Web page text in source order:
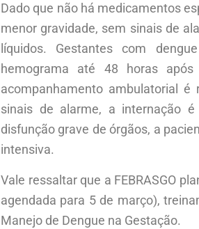
Dado que não há medicamentos
menor gravidade, sem sinais de
líquidos. Gestantes com
hemograma até 48 horas
acompanhamento ambulatorial
sinais de alarme, a internação
disfunção grave de órgãos, a
intensiva.
Vale ressaltar que a FEBRASGO
agendada para 5 de março),
Manejo de Dengue na Gestação.